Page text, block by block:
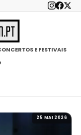
E FESTIVAIS
25 MAI 2026